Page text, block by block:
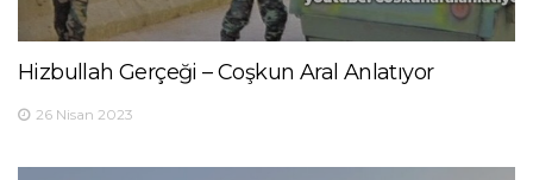
Hizbullah Gerçeği – Coşkun Aral Anlatıyor
26 Nisan 2023